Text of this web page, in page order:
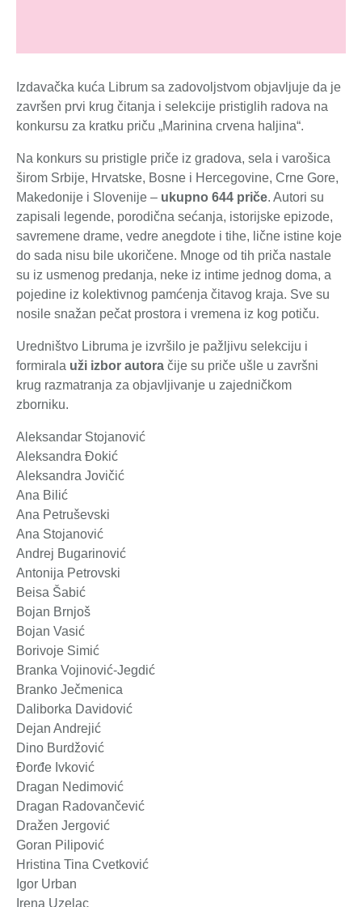
Izdavačka kuća Librum sa zadovoljstvom objavljuje da je
završen prvi krug čitanja i selekcije pristiglih radova na
konkursu za kratku priču „Marinina crvena haljina“.
Na konkurs su pristigle priče iz gradova, sela i varošica
širom Srbije, Hrvatske, Bosne i Hercegovine, Crne Gore,
Makedonije i Slovenije – ukupno 644 priče. Autori su
zapisali legende, porodična sećanja, istorijske epizode,
savremene drame, vedre anegdote i tihe, lične istine koje
do sada nisu bile ukoričene. Mnoge od tih priča nastale
su iz usmenog predanja, neke iz intime jednog doma, a
pojedine iz kolektivnog pamćenja čitavog kraja. Sve su
nosile snažan pečat prostora i vremena iz kog potiču.
Uredništvo Libruma je izvršilo je pažljivu selekciju i
formirala uži izbor autora čije su priče ušle u završni
krug razmatranja za objavljivanje u zajedničkom
zborniku.
Aleksandar Stojanović
Aleksandra Đokić
Aleksandra Jovičić
Ana Bilić
Ana Petruševski
Ana Stojanović
Andrej Bugarinović
Antonija Petrovski
Beisa Šabić
Bojan Brnjoš
Bojan Vasić
Borivoje Simić
Branka Vojinović-Jegdić
Branko Ječmenica
Daliborka Davidović
Dejan Andrejić
Dino Burdžović
Đorđe Ivković
Dragan Nedimović
Dragan Radovančević
Dražen Jergović
Goran Pilipović
Hristina Tina Cvetković
Igor Urban
Irena Uzelac